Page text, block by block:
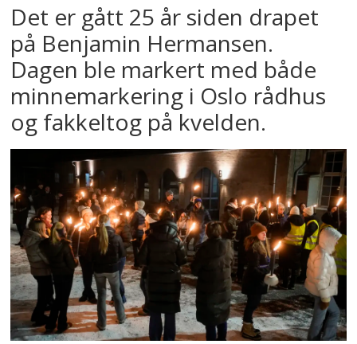
Det er gått 25 år siden drapet
på Benjamin Hermansen.
Dagen ble markert med både
minnemarkering i Oslo rådhus
og fakkeltog på kvelden.